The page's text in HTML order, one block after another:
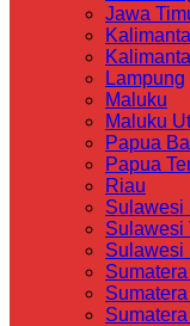
Jawa
Lampung
Maluku
Maluku
Papua
Papua
Riau
Sulawesi
Sulawesi
Sulawesi